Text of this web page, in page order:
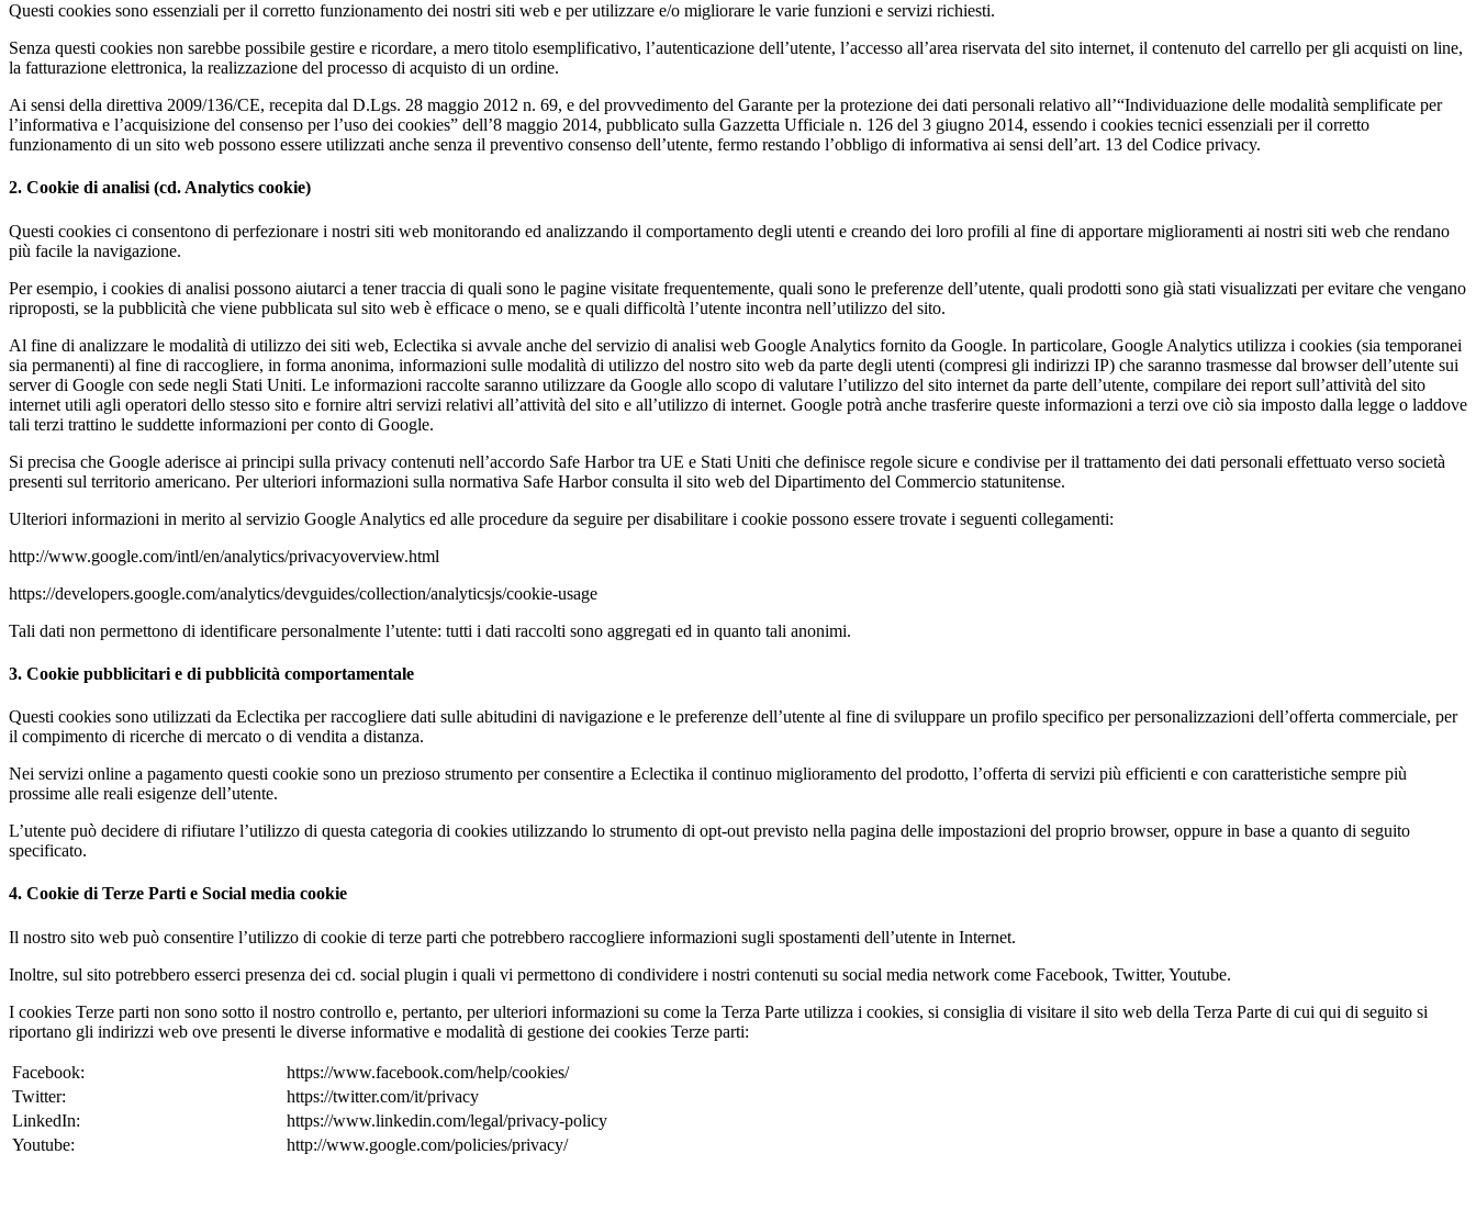
Questi cookies sono essenziali per il corretto funzionamento dei nostri siti web e per utilizzare e/o migliorare le varie funzioni e servizi richiesti.
Senza questi cookies non sarebbe possibile gestire e ricordare, a mero titolo esemplificativo, l’autenticazione dell’utente, l’accesso all’area riservata del sito internet, il contenuto del carrello per gli acquisti on line,
la fatturazione elettronica, la realizzazione del processo di acquisto di un ordine.
Ai sensi della direttiva 2009/136/CE, recepita dal D.Lgs. 28 maggio 2012 n. 69, e del provvedimento del Garante per la protezione dei dati personali relativo all’“Individuazione delle modalità semplificate per
l’informativa e l’acquisizione del consenso per l’uso dei cookies” dell’8 maggio 2014, pubblicato sulla Gazzetta Ufficiale n. 126 del 3 giugno 2014, essendo i cookies tecnici essenziali per il corretto
funzionamento di un sito web possono essere utilizzati anche senza il preventivo consenso dell’utente, fermo restando l’obbligo di informativa ai sensi dell’art. 13 del Codice privacy.
2. Cookie di analisi (cd. Analytics cookie)
Questi cookies ci consentono di perfezionare i nostri siti web monitorando ed analizzando il comportamento degli utenti e creando dei loro profili al fine di apportare miglioramenti ai nostri siti web che rendano
più facile la navigazione.
Per esempio, i cookies di analisi possono aiutarci a tener traccia di quali sono le pagine visitate frequentemente, quali sono le preferenze dell’utente, quali prodotti sono già stati visualizzati per evitare che vengano
riproposti, se la pubblicità che viene pubblicata sul sito web è efficace o meno, se e quali difficoltà l’utente incontra nell’utilizzo del sito.
Al fine di analizzare le modalità di utilizzo dei siti web, Eclectika si avvale anche del servizio di analisi web Google Analytics fornito da Google. In particolare, Google Analytics utilizza i cookies (sia temporanei
sia permanenti) al fine di raccogliere, in forma anonima, informazioni sulle modalità di utilizzo del nostro sito web da parte degli utenti (compresi gli indirizzi IP) che saranno trasmesse dal browser dell’utente sui
server di Google con sede negli Stati Uniti. Le informazioni raccolte saranno utilizzare da Google allo scopo di valutare l’utilizzo del sito internet da parte dell’utente, compilare dei report sull’attività del sito
internet utili agli operatori dello stesso sito e fornire altri servizi relativi all’attività del sito e all’utilizzo di internet. Google potrà anche trasferire queste informazioni a terzi ove ciò sia imposto dalla legge o laddove
tali terzi trattino le suddette informazioni per conto di Google.
Si precisa che Google aderisce ai principi sulla privacy contenuti nell’accordo Safe Harbor tra UE e Stati Uniti che definisce regole sicure e condivise per il trattamento dei dati personali effettuato verso società
presenti sul territorio americano. Per ulteriori informazioni sulla normativa Safe Harbor consulta il sito web del Dipartimento del Commercio statunitense.
Ulteriori informazioni in merito al servizio Google Analytics ed alle procedure da seguire per disabilitare i cookie possono essere trovate i seguenti collegamenti:
http://www.google.com/intl/en/analytics/privacyoverview.html
https://developers.google.com/analytics/devguides/collection/analyticsjs/cookie-usage
Tali dati non permettono di identificare personalmente l’utente: tutti i dati raccolti sono aggregati ed in quanto tali anonimi.
3. Cookie pubblicitari e di pubblicità comportamentale
Questi cookies sono utilizzati da Eclectika per raccogliere dati sulle abitudini di navigazione e le preferenze dell’utente al fine di sviluppare un profilo specifico per personalizzazioni dell’offerta commerciale, per
il compimento di ricerche di mercato o di vendita a distanza.
Nei servizi online a pagamento questi cookie sono un prezioso strumento per consentire a Eclectika il continuo miglioramento del prodotto, l’offerta di servizi più efficienti e con caratteristiche sempre più
prossime alle reali esigenze dell’utente.
L’utente può decidere di rifiutare l’utilizzo di questa categoria di cookies utilizzando lo strumento di opt-out previsto nella pagina delle impostazioni del proprio browser, oppure in base a quanto di seguito
specificato.
4. Cookie di Terze Parti e Social media cookie
Il nostro sito web può consentire l’utilizzo di cookie di terze parti che potrebbero raccogliere informazioni sugli spostamenti dell’utente in Internet.
Inoltre, sul sito potrebbero esserci presenza dei cd. social plugin i quali vi permettono di condividere i nostri contenuti su social media network come Facebook, Twitter, Youtube.
I cookies Terze parti non sono sotto il nostro controllo e, pertanto, per ulteriori informazioni su come la Terza Parte utilizza i cookies, si consiglia di visitare il sito web della Terza Parte di cui qui di seguito si
riportano gli indirizzi web ove presenti le diverse informative e modalità di gestione dei cookies Terze parti:
Facebook:
https://www.facebook.com/help/cookies/
Twitter:
https://twitter.com/it/privacy
LinkedIn:
https://www.linkedin.com/legal/privacy-policy
Youtube:
http://www.google.com/policies/privacy/